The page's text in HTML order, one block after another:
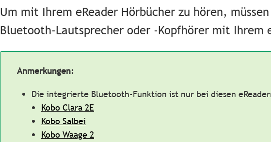
Um mit Ihrem eReader Hörbücher zu hören,
Bluetooth-Lautsprecher oder -Kopfhörer mit Ihrem
Anmerkungen:
Die integrierte Bluetooth-Funktion ist nur bei diesen
Kobo Clara 2E
Kobo Salbei
Kobo Waage 2